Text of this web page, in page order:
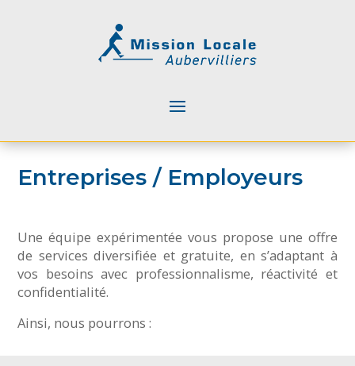
Entreprises / Employeurs
Une équipe expérimentée vous propose une offre
de services diversifiée et gratuite, en s’adaptant à
vos besoins avec professionnalisme, réactivité et
confidentialité.
Ainsi, nous pourrons :